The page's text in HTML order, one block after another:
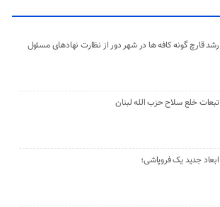
رشد قارچ گونه کافه ها در شهر دور از نظارت نهادهای مسئول
تبعات خلع سلاح حزب الله لبنان
ابعاد جدید یک فروپاشی؛